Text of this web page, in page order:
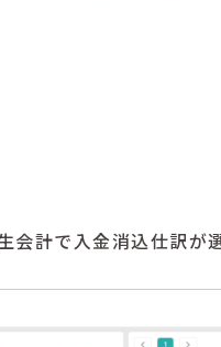
計で入金消込仕訳が選